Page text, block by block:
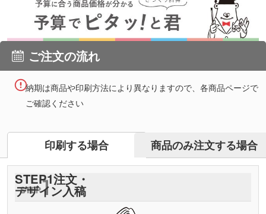
ご注文の流れ
納期は商品や印刷方法により異なりますので、各商品ページで
ご確認ください
印刷する場合 商品のみ注文する場合
STEP1注文・
デザイン入稿